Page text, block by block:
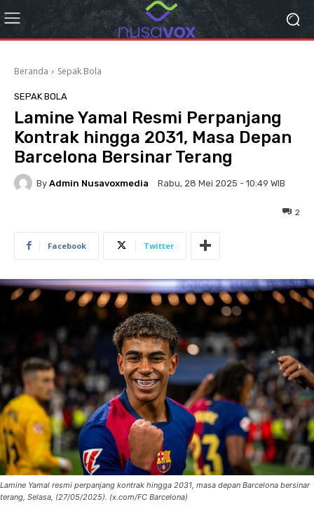
Beranda Sepak Bola
SEPAK BOLA
Lamine Yamal Resmi Perpanjang
Kontrak hingga 2031, Masa Depan
Barcelona Bersinar Terang
By Admin Nusavoxmedia Rabu, 28 Mei 2025 - 10:49 WIB
2
Facebook Twitter
Lamine Yamal resmi perpanjang kontrak hingga 2031, masa depan Barcelona bersinar
terang, Selasa, (27/05/2025). (x.com/FC Barcelona)